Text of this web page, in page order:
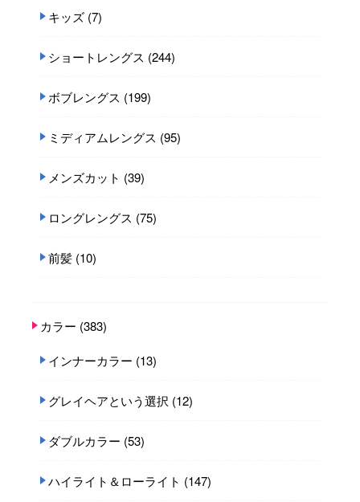
キッズ (7)
ショートレングス (244)
ボブレングス (199)
ミディアムレングス (95)
メンズカット (39)
ロングレングス (75)
前髪 (10)
カラー (383)
インナーカラー (13)
グレイヘアという選択 (12)
ダブルカラー (53)
ハイライト＆ローライト (147)